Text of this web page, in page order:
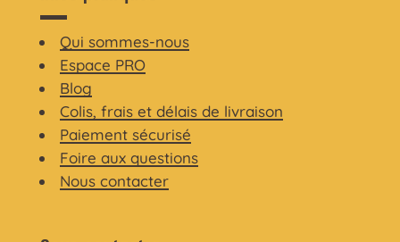
Qui sommes-nous
Espace PRO
Blog
Colis, frais et délais de livraison
Paiement sécurisé
Foire aux questions
Nous contacter